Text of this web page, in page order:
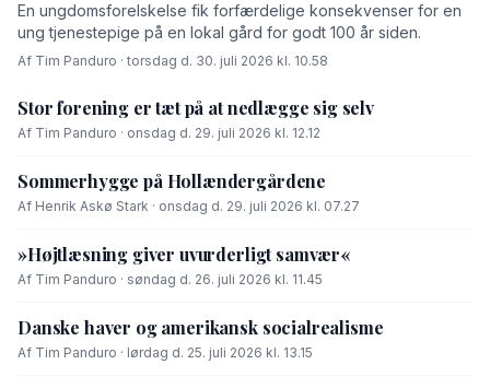
En ungdomsforelskelse fik forfærdelige konsekvenser for en
ung tjenestepige på en lokal gård for godt 100 år siden.
Af Tim Panduro · torsdag d. 30. juli 2026 kl. 10.58
Stor forening er tæt på at nedlægge sig selv
Af Tim Panduro · onsdag d. 29. juli 2026 kl. 12.12
Sommerhygge på Hollændergårdene
Af Henrik Askø Stark · onsdag d. 29. juli 2026 kl. 07.27
»Højtlæsning giver uvurderligt samvær«
Af Tim Panduro · søndag d. 26. juli 2026 kl. 11.45
Danske haver og amerikansk socialrealisme
Af Tim Panduro · lørdag d. 25. juli 2026 kl. 13.15